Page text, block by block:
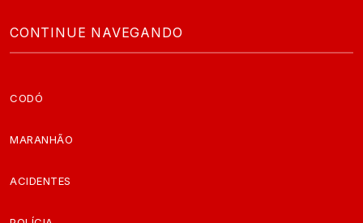
CONTINUE NAVEGANDO
CODÓ
MARANHÃO
ACIDENTES